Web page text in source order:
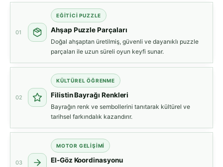
01
EĞITICI PUZZLE
Ahşap Puzzle Parçaları
Doğal ahşaptan üretilmiş, güvenli ve dayanıklı puzzle
parçaları ile uzun süreli oyun keyfi sunar.
02
KÜLTÜREL ÖĞRENME
Filistin Bayrağı Renkleri
Bayrağın renk ve sembollerini tanıtarak kültürel ve
tarihsel farkındalık kazandırır.
03
MOTOR GELIŞIMI
El-Göz Koordinasyonu